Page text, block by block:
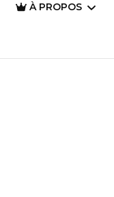
À PROPOS
Pourquoi ce